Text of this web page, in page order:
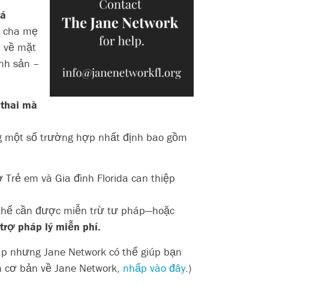
mẹ
về mặt
sản –
mà
số trường hợp nhất định bao gồm
em và Gia đình Florida can thiệp
cần được miễn trừ tư pháp—hoặc
pháp lý miễn phí.
nhưng Jane Network có thể giúp bạn
bản về Jane Network, nhấp vào đây.)